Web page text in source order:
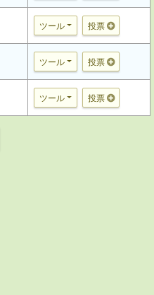
ツール 投票
ツール 投票
ツール 投票